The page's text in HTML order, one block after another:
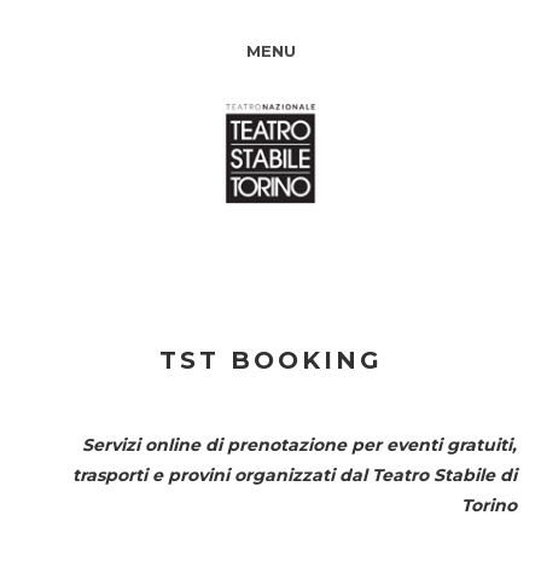
MENU
TST BOOKING
Servizi online di prenotazione per eventi gratuiti,
trasporti e provini organizzati dal Teatro Stabile di
Torino